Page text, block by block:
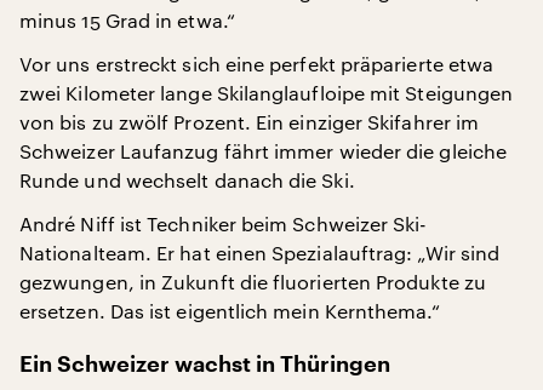
minus 15 Grad in etwa.“
Vor uns erstreckt sich eine perfekt präparierte etwa
zwei Kilometer lange Skilanglaufloipe mit Steigungen
von bis zu zwölf Prozent. Ein einziger Skifahrer im
Schweizer Laufanzug fährt immer wieder die gleiche
Runde und wechselt danach die Ski.
André Niff ist Techniker beim Schweizer Ski-
Nationalteam. Er hat einen Spezialauftrag: „Wir sind
gezwungen, in Zukunft die fluorierten Produkte zu
ersetzen. Das ist eigentlich mein Kernthema.“
Ein Schweizer wachst in Thüringen